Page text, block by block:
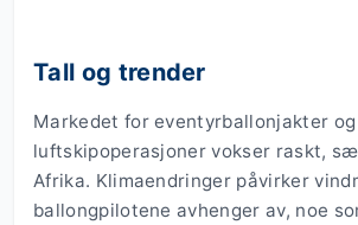
Tall og trender
Markedet for eventyrballonjakter og
luftskipoperasjoner vokser raskt,
Afrika. Klimaendringer påvirker
ballongpilotene avhenger av, noe